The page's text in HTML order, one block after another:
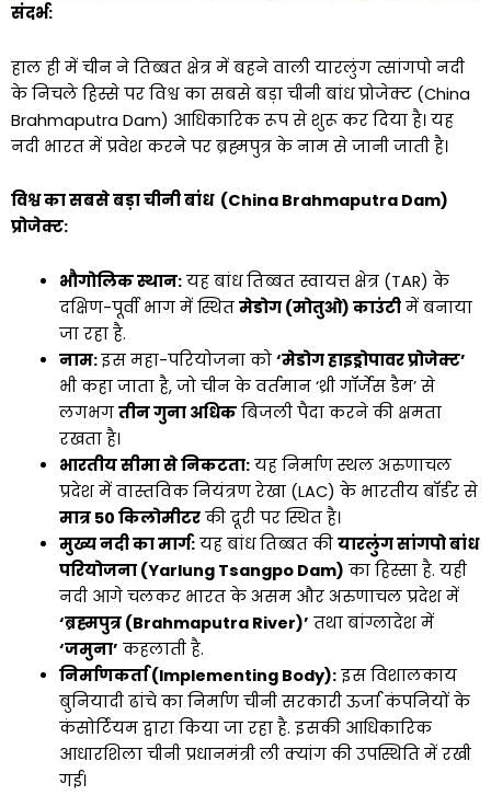
संदर्भ:
हाल ही में चीन ने तिब्बत क्षेत्र में बहने वाली यारलुंग त्सांगपो नदी
के निचले हिस्से पर विश्व का सबसे बड़ा चीनी बांध प्रोजेक्ट (China
Brahmaputra Dam) आधिकारिक रूप से शुरू कर दिया है। यह
नदी भारत में प्रवेश करने पर ब्रह्मपुत्र के नाम से जानी जाती है।
विश्व का सबसे बड़ा चीनी बांध (China Brahmaputra Dam)
प्रोजेक्ट:
भौगोलिक स्थान:यह बांध तिब्बत स्वायत्त क्षेत्र (TAR) के
दक्षिण-पूर्वी भाग में स्थित मेडोग (मोतुओ) काउंटीमें बनाया
जा रहा है.
नाम:इस महा-परियोजना को ‘मेडोग हाइड्रोपावर प्रोजेक्ट’
भी कहा जाता है, जो चीन के वर्तमान ‘थ्री गॉर्जेस डैम’ से
लगभग तीन गुना अधिकबिजली पैदा करने की क्षमता
रखता है।
भारतीय सीमा से निकटता:यह निर्माण स्थल अरुणाचल
प्रदेश में वास्तविक नियंत्रण रेखा (LAC) के भारतीय बॉर्डर से
मात्र 50 किलोमीटरकी दूरी पर स्थित है।
मुख्य नदी का मार्ग:यह बांध तिब्बत की यारलुंग सांगपो बांध
परियोजना (Yarlung Tsangpo Dam) का हिस्सा है. यही
नदी आगे चलकर भारत के असम और अरुणाचल प्रदेश में
‘ब्रह्मपुत्र (Brahmaputra River)’ तथा बांग्लादेश में
‘जमुना’ कहलाती है.
निर्माणकर्ता (Implementing Body):इस विशालकाय
बुनियादी ढांचे का निर्माण चीनी सरकारी ऊर्जा कंपनियों के
कंसोर्टियम द्वारा किया जा रहा है. इसकी आधिकारिक
आधारशिला चीनी प्रधानमंत्री ली क्यांग की उपस्थिति में रखी
गई।